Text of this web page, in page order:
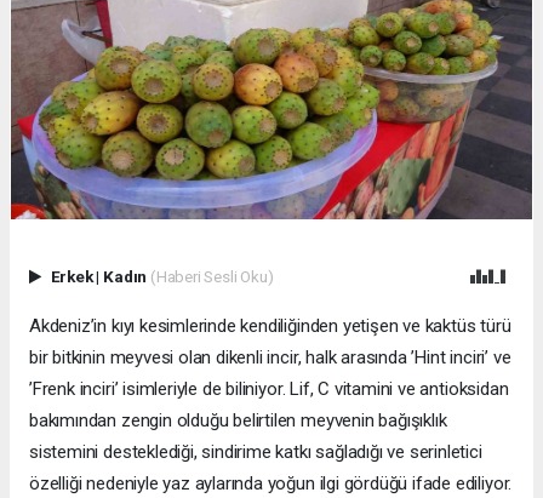
Erkek| Kadın (Haberi Sesli Oku)
Akdeniz’in kıyı kesimlerinde kendiliğinden yetişen ve kaktüs türü
bir bitkinin meyvesi olan dikenli incir, halk arasında ’Hint inciri’ ve
’Frenk inciri’ isimleriyle de biliniyor. Lif, C vitamini ve antioksidan
bakımından zengin olduğu belirtilen meyvenin bağışıklık
sistemini desteklediği, sindirime katkı sağladığı ve serinletici
özelliği nedeniyle yaz aylarında yoğun ilgi gördüğü ifade ediliyor.